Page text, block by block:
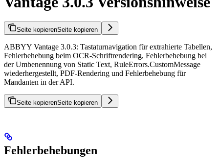
Seite kopierenSeite kopieren
ABBYY Vantage 3.0.3: Tastaturnavigation für extrahierte Tabellen,
Fehlerbehebung beim OCR-Schriftrendering, Fehlerbehebung bei
der Umbenennung von Static Text, RuleErrors.CustomMessage
wiederhergestellt, PDF-Rendering und Fehlerbehebung für
Mandanten in der API.
Seite kopierenSeite kopieren
Fehlerbehebungen